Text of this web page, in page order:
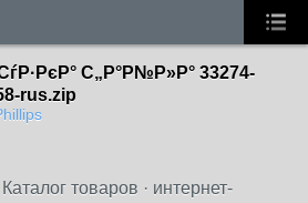
С„Р°Р№Р»Р° 33274-
rus.zip
товаров · интернет-